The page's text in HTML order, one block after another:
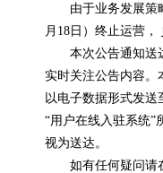
由于业务发展策
月18日）终止运营，
本次公告通知送
实时关注公告内容。
以电子数据形式发
“用户在线入驻系统
视为送达。
如有任何疑问请
浏览(575) 评